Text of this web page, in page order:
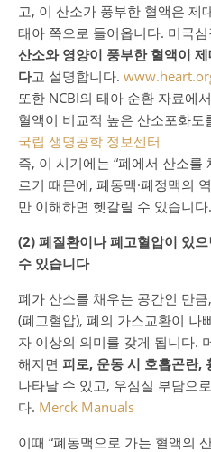
고, 이 산소가 풍부한 혈액은
태아 쪽으로 들어옵니다. 미국
산소와 영양이 풍부한 혈액이
다고 설명합니다.
또한 NCBI의 태아 순환 자료에
혈액이 비교적 높은 산소포화
국립 생명공학 정보센터
즉, 이 시기에는 “폐에서 산소를
르기 때문에, 폐동맥·폐정맥의
만 이해하면 헷갈릴 수 있습니다.
(2) 폐질환이나 폐고혈압이 있으
수 있습니다
폐가 산소를 채우는 공간인 만
(폐고혈압), 폐의 가스교환이 나
자 이상의 의미를 갖게 됩니다.
해지면 피로, 운동 시 호흡곤란,
나타날 수 있고, 우심실 부담으
다. Merck Manuals
이때 “폐동맥으로 가는 혈액의